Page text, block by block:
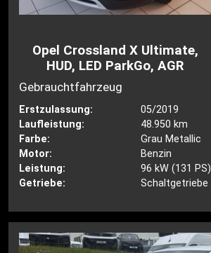
Opel Crossland X Ultimate,
HUD, LED ParkGo, AGR
Gebrauchtfahrzeug
Erstzulassung:
05/2019
Laufleistung:
48.950 km
Farbe:
Grau Metallic
Motor:
Benzin
Leistung:
96 kW (131 PS)
Getriebe:
Schaltgetriebe